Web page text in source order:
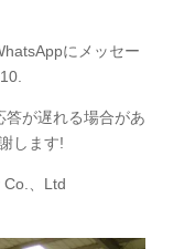
にメッセー
答が遅れる場合があ
します!
Co.、Ltd